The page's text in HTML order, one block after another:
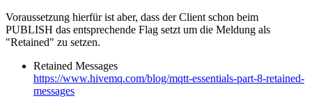
Voraussetzung hierfür ist aber, dass der Client schon beim
PUBLISH das entsprechende Flag setzt um die Meldung als
"Retained" zu setzen.
Retained Messages
https://www.hivemq.com/blog/mqtt-essentials-part-8-retained-
messages